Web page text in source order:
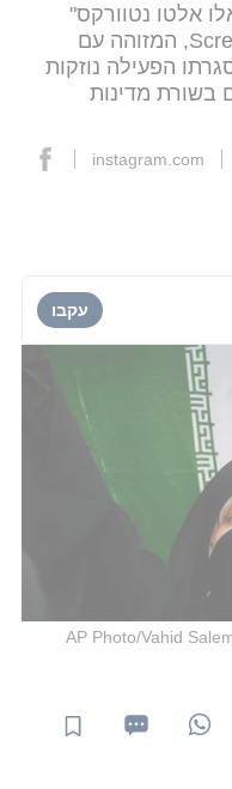
אלטו נטוורקס"
חשפו כי קבוצת Screening Serpens, המזוהה עם
הפעילה נוזקות
בשורת מדינות
instagram.com
עקבו
AP Photo/Vahid